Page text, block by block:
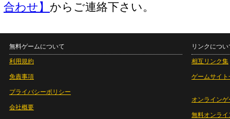
合わせ】 からご連絡下さい。
無料ゲームについて
利用規約
免責事項
プライバシーポリシー
会社概要
リンクについ
相互リンク集
ゲームサイト
オンラインゲ
無料オンライ